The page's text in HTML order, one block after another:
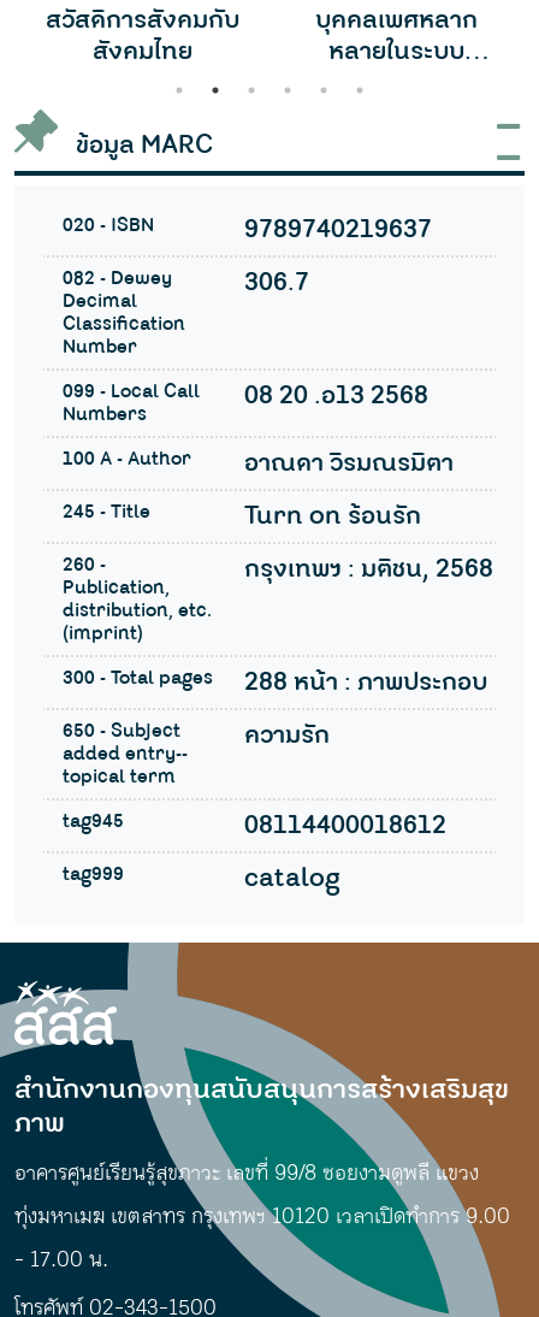
สวัสดิการสังคมกับ
สังคมไทย
บุคคลเพศหลาก
หลายในระบบ
กฎหมาย
1 2 3 4 5 6
ข้อมูล MARC
020 - ISBN 9789740219637
082 - Dewey
Decimal
Classification
Number
306.7
099 - Local Call
Numbers
08 20 .อ13 2568
100 A - Author อาณดา วิรมณรมิตา
245 - Title Turn on ร้อนรัก
260 -
Publication,
distribution, etc.
(imprint)
กรุงเทพฯ : มติชน, 2568
300 - Total pages 288 หน้า : ภาพประกอบ
650 - Subject
added entry--
topical term
ความรัก
tag945 08114400018612
tag999 catalog
สำนักงานกองทุนสนับสนุนการสร้างเสริมสุข
ภาพ
อาคารศูนย์เรียนรู้สุขภาวะ เลขที่ 99/8 ซอยงามดูพลี แขวง
ทุ่งมหาเมฆ เขตสาทร กรุงเทพฯ 10120 เวลาเปิดทำการ 9.00
- 17.00 น.
โทรศัพท์ 02-343-1500